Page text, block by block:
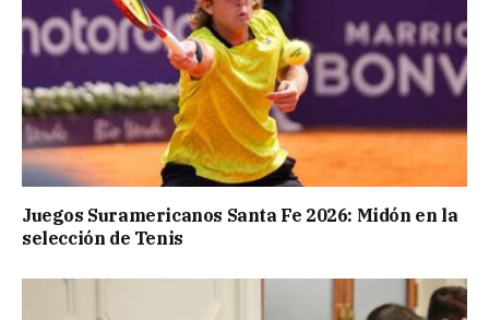
Juegos Suramericanos Santa Fe 2026: Midón en la
selección de Tenis